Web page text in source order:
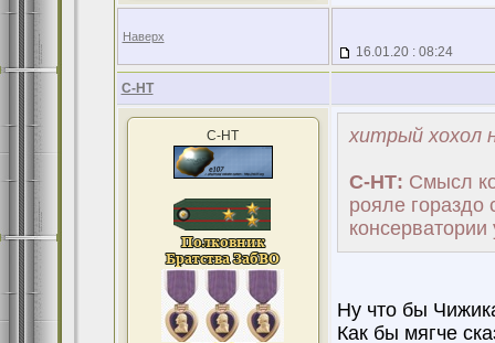
Наверх
16.01.20 : 08:24
С-НТ
С-НТ хитрый хохол
С-НТ: Смысл
рояле гораздо
Ну что бы
Как бы мягче